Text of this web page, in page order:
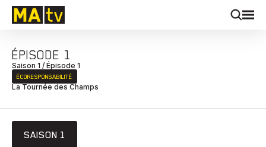
ÉPISODE 1
Saison 1 / Épisode 1
ÉCORESPONSABILITÉ
La Tournée des Champs
SAISON 1